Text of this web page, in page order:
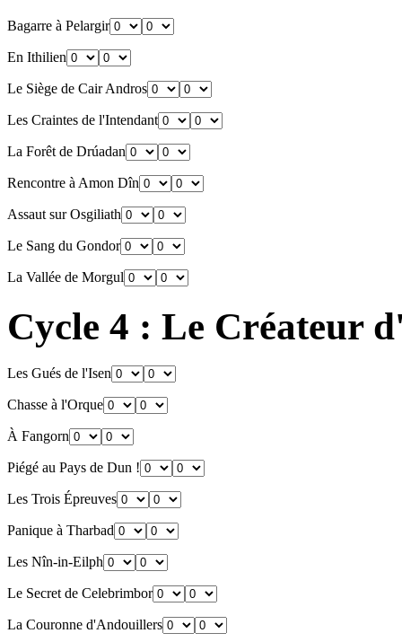
Bagarre à Pelargir
En Ithilien
Le Siège de Cair Andros
Les Craintes de l'Intendant
La Forêt de Drúadan
Rencontre à Amon Dîn
Assaut sur Osgiliath
Le Sang du Gondor
La Vallée de Morgul
Cycle 4 : Le Créateur
Les Gués de l'Isen
Chasse à l'Orque
À Fangorn
Piégé au Pays de Dun !
Les Trois Épreuves
Panique à Tharbad
Les Nîn-in-Eilph
Le Secret de Celebrimbor
La Couronne d'Andouillers